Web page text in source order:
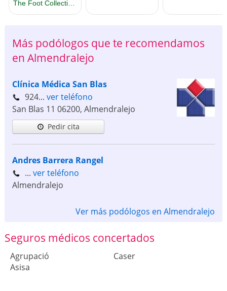
Más podólogos que te recomendamos
en Almendralejo
Clínica Médica San Blas
924... ver teléfono
San Blas 11 06200, Almendralejo
Pedir cita
Andres Barrera Rangel
... ver teléfono
Almendralejo
Ver más podólogos en Almendralejo
Seguros médicos concertados
Agrupació
Asisa
Caser